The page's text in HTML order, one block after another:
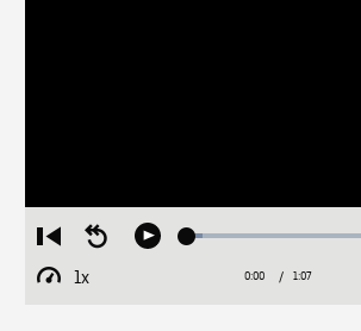
Restart
from
beginning
Seek
Play Loaded:
1x
Playback
Current
0:00 / Duration
1:07